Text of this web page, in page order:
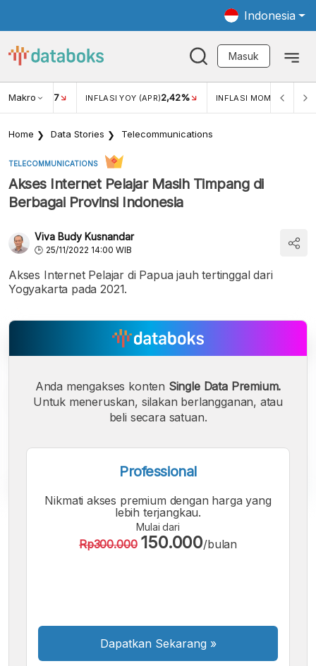
Indonesia
Masuk
Makro
USD/IDR 17 INFLASI YOY (APR)2,42% INFLASI MOM (MAR)
Home Data Stories Telecommunications
TELECOMMUNICATIONS
Akses Internet Pelajar Masih Timpang di
Berbagai Provinsi Indonesia
Viva Budy Kusnandar
25/11/2022 14:00 WIB
Akses Internet Pelajar di Papua jauh tertinggal dari
Yogyakarta pada 2021.
Font
Kecil
A
FontFont
Anda mengakses konten Single Data Premium.
Untuk meneruskan, silakan berlangganan, atau
beli secara satuan.
Professional
Nikmati akses premium dengan harga yang
lebih terjangkau.
Mulai dari
Rp300.000 150.000/bulan
Dapatkan Sekarang »